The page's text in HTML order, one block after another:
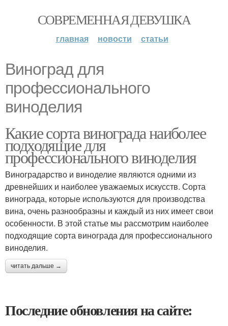
СОВРЕМЕННАЯ ДЕВУШКА
главная новости статьи
Виноград для
профессионального
виноделия
Какие сорта винограда наиболее
подходящие для
профессионального виноделия
Виноградарство и виноделие являются одними из
древнейших и наиболее уважаемых искусств. Сорта
винограда, которые используются для производства
вина, очень разнообразны и каждый из них имеет свои
особенности. В этой статье мы рассмотрим наиболее
подходящие сорта винограда для профессионального
виноделия.
читать дальше →
Последние обновления на сайте: